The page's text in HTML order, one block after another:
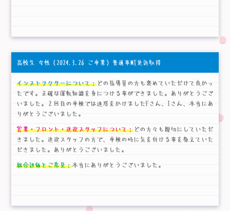
高校生 女性 （2024.3.26 ご卒業）普通車MT免許取得
インストラクターについて：どの指導員の方も褒めていただけて良かっ
たです。正確な運転知識を身につける事ができました。ありがとうござ
いました。２回目の卒検では迷惑をかけましたFさん、Iさん、本当にあ
りがとうございました。
営業・フロント・送迎スタッフについて：どの方々も親切にしていただ
きました。送迎スタッフの方で、卒検の時に気を付ける事を教えていた
だきました。ありがとうございました。
総合評価とご意見：本当にありがとうございました。